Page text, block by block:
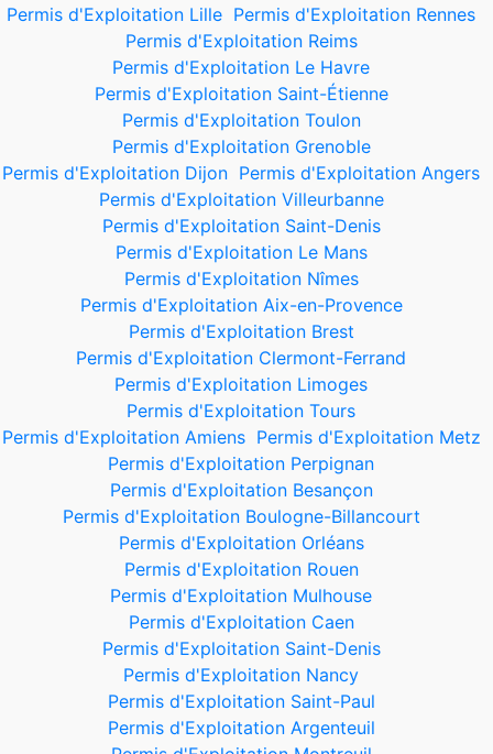
Permis d'Exploitation Lille Permis d'Exploitation Rennes
Permis d'Exploitation Reims
Permis d'Exploitation Le Havre
Permis d'Exploitation Saint-Étienne
Permis d'Exploitation Toulon
Permis d'Exploitation Grenoble
Permis d'Exploitation Dijon Permis d'Exploitation Angers
Permis d'Exploitation Villeurbanne
Permis d'Exploitation Saint-Denis
Permis d'Exploitation Le Mans
Permis d'Exploitation Nîmes
Permis d'Exploitation Aix-en-Provence
Permis d'Exploitation Brest
Permis d'Exploitation Clermont-Ferrand
Permis d'Exploitation Limoges
Permis d'Exploitation Tours
Permis d'Exploitation Amiens Permis d'Exploitation Metz
Permis d'Exploitation Perpignan
Permis d'Exploitation Besançon
Permis d'Exploitation Boulogne-Billancourt
Permis d'Exploitation Orléans
Permis d'Exploitation Rouen
Permis d'Exploitation Mulhouse
Permis d'Exploitation Caen
Permis d'Exploitation Saint-Denis
Permis d'Exploitation Nancy
Permis d'Exploitation Saint-Paul
Permis d'Exploitation Argenteuil